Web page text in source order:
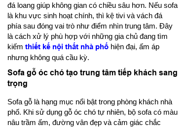
đá loang giúp không gian có chiều sâu hơn. Nếu sofa
là khu vực sinh hoạt chính, thì kệ tivi và vách đá
phía sau đóng vai trò như điểm nhìn trung tâm. Đây
là cách xử lý phù hợp với những gia chủ đang tìm
kiếm thiết kế nội thất nhà phố hiện đại, ấm áp
nhưng không quá cầu kỳ.
Sofa gỗ óc chó tạo trung tâm tiếp khách sang
trọng
Sofa gỗ là hạng mục nổi bật trong phòng khách nhà
phố. Khi sử dụng gỗ óc chó tự nhiên, bộ sofa có màu
nâu trầm ấm, đường vân đẹp và cảm giác chắc